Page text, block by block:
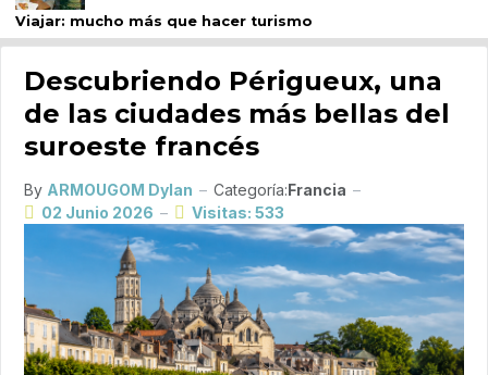
Viajar: mucho más que hacer turismo
Descubriendo Périgueux, una
de las ciudades más bellas del
suroeste francés
By ARMOUGOM Dylan Categoría:Francia
02 Junio 2026
Visitas: 533